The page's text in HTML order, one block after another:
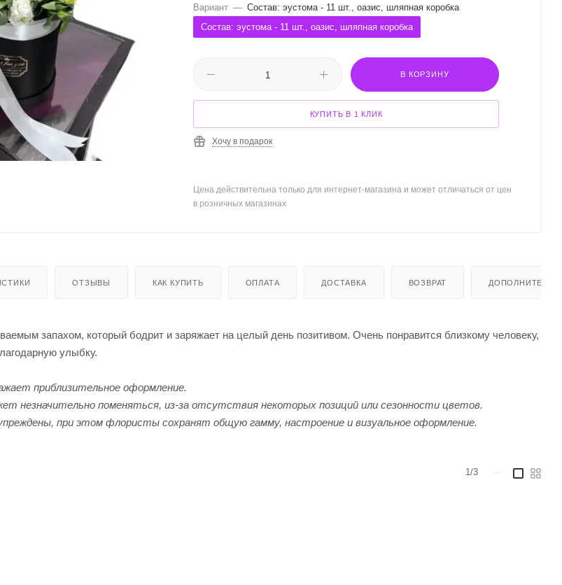
Вариант — Состав: эустома - 11 шт., оазис, шляпная коробка
Состав: эустома - 11 шт., оазис, шляпная коробка
В КОРЗИНУ
КУПИТЬ В 1 КЛИК
Хочу в подарок
Цена действительна только для интернет-магазина и может отличаться от цен
в розничных магазинах
ОТЗЫВЫ КАК КУПИТЬ ОПЛАТА ДОСТАВКА ВОЗВРАТ
запахом, который бодрит и заряжает на целый день позитивом. Очень понравится близкому человеку,
улыбку.
приблизительное оформление.
незначительно поменяться, из-за отсутствия некоторых позиций или сезонности цветов.
при этом флористы сохранят общую гамму, настроение и визуальное оформление.
1/3